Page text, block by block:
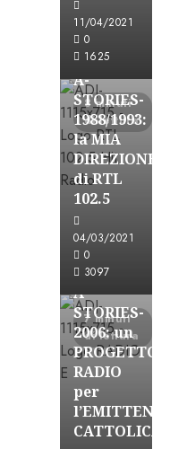
11/04/2021
0
1625
8 minuti
di lettura
Formazione
FREE
A-
STORIES-
1988/1993:
la MIA
DIREZIONE
di RTL
102.5
04/03/2021
0
3097
7 minuti
di lettura
Formazione
FREE
A-
STORIES-
2006: un
PROGETTO
RADIO
per
CATTOLICA
A-Stories